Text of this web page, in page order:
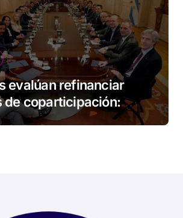
evalúan refinanciar
de coparticipación:
entre las